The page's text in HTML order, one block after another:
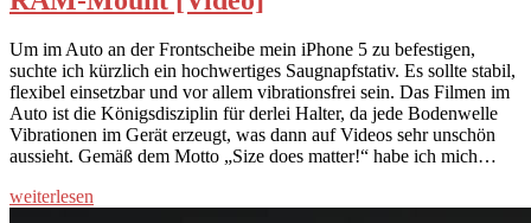
Um im Auto an der Frontscheibe mein iPhone 5 zu befestigen,
suchte ich kürzlich ein hochwertiges Saugnapfstativ. Es sollte stabil,
flexibel einsetzbar und vor allem vibrationsfrei sein. Das Filmen im
Auto ist die Königsdisziplin für derlei Halter, da jede Bodenwelle
Vibrationen im Gerät erzeugt, was dann auf Videos sehr unschön
aussieht. Gemäß dem Motto „Size does matter!“ habe ich mich…
weiterlesen